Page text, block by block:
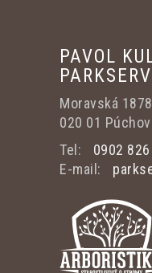
PAVOL
Moravská
020 01 Púchov
Tel:
0902
E-mail: